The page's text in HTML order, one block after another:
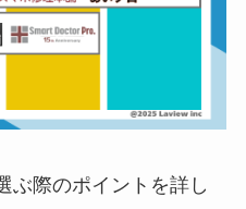
ぶ際のポイントを詳し